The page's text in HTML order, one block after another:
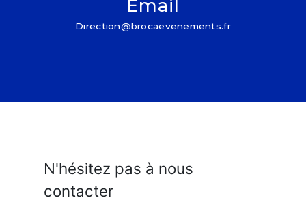
Email
direction@brocaevenements.fr
N'hésitez pas à nous
contacter